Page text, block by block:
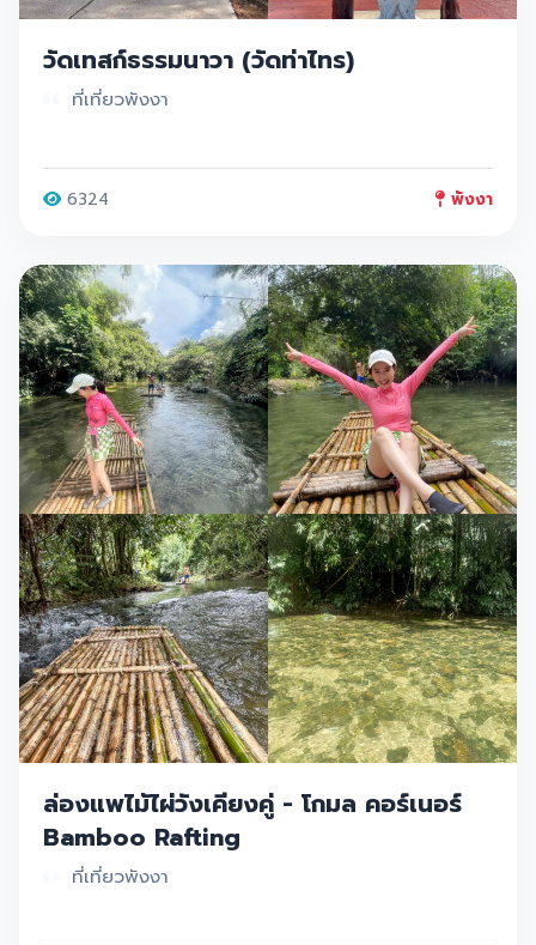
วัดเทสก์ธรรมนาวา (วัดท่าไทร)
ที่เที่ยวพังงา
6324 พังงา
ล่องแพไม้ไผ่วังเคียงคู่ - โกมล คอร์เนอร์
Bamboo Rafting
ที่เที่ยวพังงา